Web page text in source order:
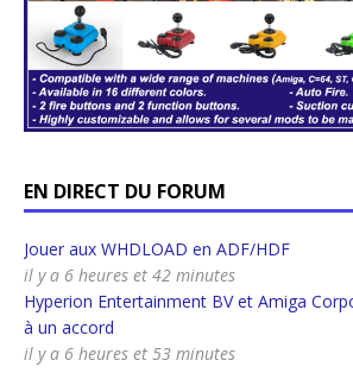
EN DIRECT DU FORUM
Jouer aux WHDLOAD en ADF/HDF
il y a 6 heures et 42 minutes
Hyperion Entertainment BV et Amiga
à un accord
il y a 6 heures et 53 minutes